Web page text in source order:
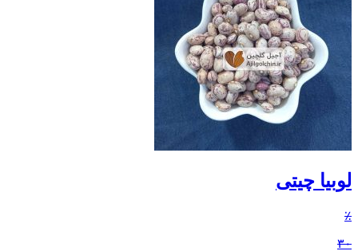
لوبیا چیتی
٪
۳۰